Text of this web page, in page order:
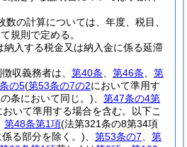
数の計算については、年度、税目、
規則で定める。
入する税金又は納入金に係る延滞
収義務者は、 第40条 第46条
第
の5(第53条の7の2において準用す
条において同じ。)
第47条の4第
おいて準用する場合を含む。以下こ
第48条第1項(法第321条の8第34項
る部分を除く。)
第53条の7
第